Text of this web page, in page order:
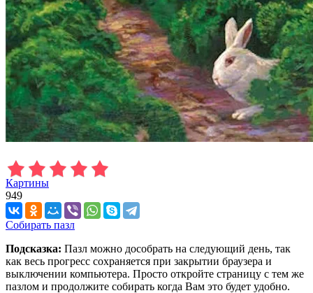
Картины
949
Собирать пазл
Подсказка: Пазл можно дособрать на следующий день, так
как весь прогресс сохраняется при закрытии браузера и
выключении компьютера. Просто откройте страницу с тем же
пазлом и продолжите собирать когда Вам это будет удобно.